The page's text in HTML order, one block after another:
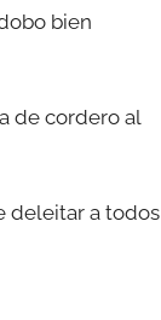
bien
de cordero al
deleitar a todos